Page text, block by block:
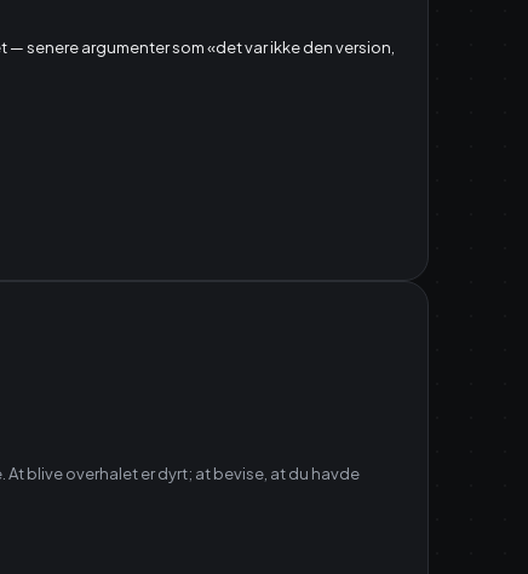
senere argumenter som «det var ikke den version,
blive overhalet er dyrt; at bevise, at du havde